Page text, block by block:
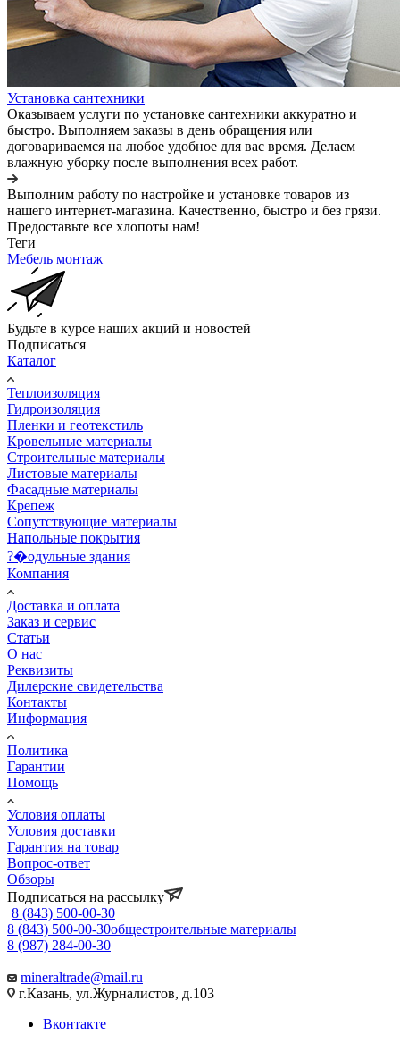
Установка сантехники
Оказываем услуги по установке сантехники аккуратно и
быстро. Выполняем заказы в день обращения или
договариваемся на любое удобное для вас время. Делаем
влажную уборку после выполнения всех работ.
Выполним работу по настройке и установке товаров из
нашего интернет-магазина. Качественно, быстро и без грязи.
Предоставьте все хлопоты нам!
Теги
Мебель монтаж
Будьте в курсе наших акций и новостей
Подписаться
Каталог
Теплоизоляция
Гидроизоляция
Пленки и геотекстиль
Кровельные материалы
Строительные материалы
Листовые материалы
Фасадные материалы
Крепеж
Сопутствующие материалы
Напольные покрытия
?�одульные здания
Компания
Доставка и оплата
Заказ и сервис
Статьи
О нас
Реквизиты
Дилерские свидетельства
Контакты
Информация
Политика
Гарантии
Помощь
Условия оплаты
Условия доставки
Гарантия на товар
Вопрос-ответ
Обзоры
Подписаться на рассылку
8 (843) 500-00-30
8 (843) 500-00-30общестроительные материалы
8 (987) 284-00-30
mineraltrade@mail.ru
г.Казань, ул.Журналистов, д.103
Вконтакте